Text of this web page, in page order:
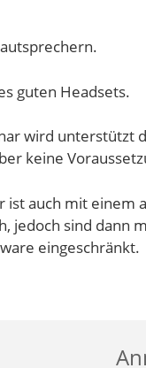
guten Headsets.
wird unterstützt
keine
ist auch mit
jedoch sind dann
eingeschränkt.